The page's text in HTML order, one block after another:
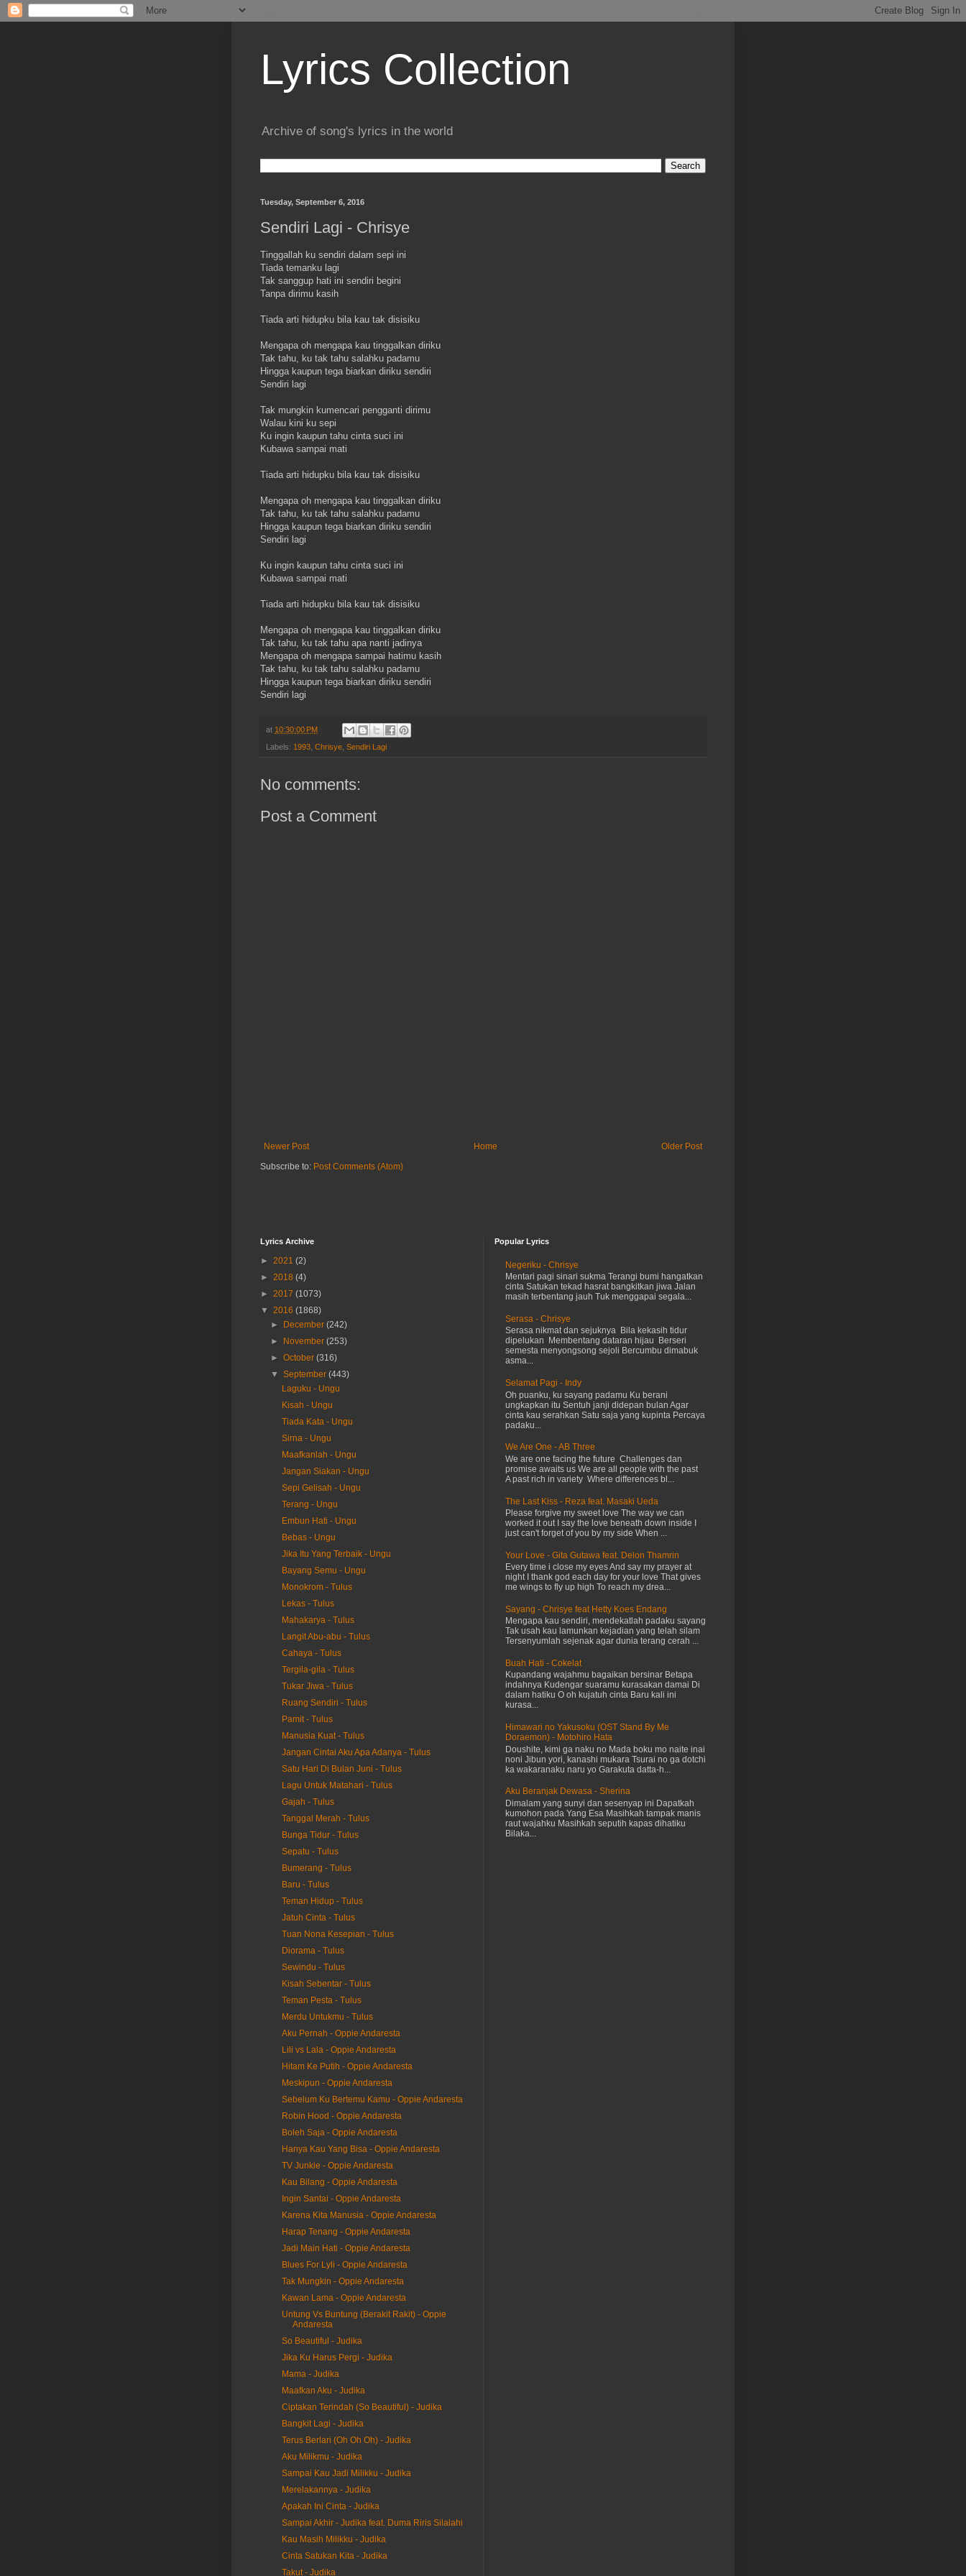
Lyrics Collection
Archive of song's lyrics in the world
Tuesday, September 6, 2016
Sendiri Lagi - Chrisye
Tinggallah ku sendiri dalam sepi ini
Tiada temanku lagi
Tak sanggup hati ini sendiri begini
Tanpa dirimu kasih
Tiada arti hidupku bila kau tak disisiku
Mengapa oh mengapa kau tinggalkan diriku
Tak tahu, ku tak tahu salahku padamu
Hingga kaupun tega biarkan diriku sendiri
Sendiri lagi
Tak mungkin kumencari pengganti dirimu
Walau kini ku sepi
Ku ingin kaupun tahu cinta suci ini
Kubawa sampai mati
Tiada arti hidupku bila kau tak disisiku
Mengapa oh mengapa kau tinggalkan diriku
Tak tahu, ku tak tahu salahku padamu
Hingga kaupun tega biarkan diriku sendiri
Sendiri lagi
Ku ingin kaupun tahu cinta suci ini
Kubawa sampai mati
Tiada arti hidupku bila kau tak disisiku
Mengapa oh mengapa kau tinggalkan diriku
Tak tahu, ku tak tahu apa nanti jadinya
Mengapa oh mengapa sampai hatimu kasih
Tak tahu, ku tak tahu salahku padamu
Hingga kaupun tega biarkan diriku sendiri
Sendiri lagi
at 10:30:00 PM
Labels: 1993, Chrisye, Sendiri Lagi
No comments:
Post a Comment
Newer Post Older Post
Home
Subscribe to: Post Comments (Atom)
Lyrics Archive
► 2021 (2)
► 2018 (4)
► 2017 (1073)
▼ 2016 (1868)
►
December(242)
►
November(253)
►October(316)
▼September(443)
Laguku - Ungu
Kisah - Ungu
Tiada Kata - Ungu
Sirna - Ungu
Maafkanlah - Ungu
Jangan Siakan - Ungu
Sepi Gelisah - Ungu
Terang - Ungu
Embun Hati - Ungu
Bebas - Ungu
Jika Itu Yang Terbaik - Ungu
Bayang Semu - Ungu
Monokrom - Tulus
Lekas - Tulus
Mahakarya - Tulus
Langit Abu-abu - Tulus
Cahaya - Tulus
Tergila-gila - Tulus
Tukar Jiwa - Tulus
Ruang Sendiri - Tulus
Pamit - Tulus
Manusia Kuat - Tulus
Jangan Cintai Aku Apa Adanya - Tulus
Satu Hari Di Bulan Juni - Tulus
Lagu Untuk Matahari - Tulus
Gajah - Tulus
Tanggal Merah - Tulus
Bunga Tidur - Tulus
Sepatu - Tulus
Bumerang - Tulus
Baru - Tulus
Teman Hidup - Tulus
Jatuh Cinta - Tulus
Tuan Nona Kesepian - Tulus
Diorama - Tulus
Sewindu - Tulus
Kisah Sebentar - Tulus
Teman Pesta - Tulus
Merdu Untukmu - Tulus
Aku Pernah - Oppie Andaresta
Lili vs Lala - Oppie Andaresta
Hitam Ke Putih - Oppie Andaresta
Meskipun - Oppie Andaresta
Sebelum Ku Bertemu Kamu - Oppie Andaresta
Robin Hood - Oppie Andaresta
Boleh Saja - Oppie Andaresta
Hanya Kau Yang Bisa - Oppie Andaresta
TV Junkie - Oppie Andaresta
Kau Bilang - Oppie Andaresta
Ingin Santai - Oppie Andaresta
Karena Kita Manusia - Oppie Andaresta
Harap Tenang - Oppie Andaresta
Jadi Main Hati - Oppie Andaresta
Blues For Lyli - Oppie Andaresta
Tak Mungkin - Oppie Andaresta
Kawan Lama - Oppie Andaresta
Untung Vs Buntung (Berakit Rakit) - Oppie
Andaresta
So Beautiful - Judika
Jika Ku Harus Pergi - Judika
Mama - Judika
Maafkan Aku - Judika
Ciptakan Terindah (So Beautiful) - Judika
Bangkit Lagi - Judika
Terus Berlari (Oh Oh Oh) - Judika
Aku Milikmu - Judika
Sampai Kau Jadi Milikku - Judika
Merelakannya - Judika
Apakah Ini Cinta - Judika
Sampai Akhir - Judika feat. Duma Riris Silalahi
Kau Masih Milikku - Judika
Cinta Satukan Kita - Judika
Takut - Judika
Popular Lyrics
Negeriku - Chrisye
Mentari pagi sinari sukma Terangi bumi hangatkan
cinta Satukan tekad hasrat bangkitkan jiwa Jalan
masih terbentang jauh Tuk menggapai segala...
Serasa - Chrisye
Serasa nikmat dan sejuknya Bila kekasih tidur
dipelukan Membentang dataran hijau Berseri
semesta menyongsong sejoli Bercumbu dimabuk
asma...
Selamat Pagi - Indy
Oh puanku, ku sayang padamu Ku berani
ungkapkan itu Sentuh janji didepan bulan Agar
cinta kau serahkan Satu saja yang kupinta Percaya
padaku...
We Are One - AB Three
We are one facing the future Challenges dan
promise awaits us We are all people with the past
A past rich in variety Where differences bl...
The Last Kiss - Reza feat. Masaki Ueda
Please forgive my sweet love The way we can
worked it out I say the love beneath down inside I
just can't forget of you by my side When ...
Your Love - Gita Gutawa feat. Delon Thamrin
Every time i close my eyes And say my prayer at
night I thank god each day for your love That gives
me wings to fly up high To reach my drea...
Sayang - Chrisye feat Hetty Koes Endang
Mengapa kau sendiri, mendekatlah padaku sayang
Tak usah kau lamunkan kejadian yang telah silam
Tersenyumlah sejenak agar dunia terang cerah ...
Buah Hati - Cokelat
Kupandang wajahmu bagaikan bersinar Betapa
indahnya Kudengar suaramu kurasakan damai Di
dalam hatiku O oh kujatuh cinta Baru kali ini
kurasa...
Himawari no Yakusoku (OST Stand By Me
Doraemon) - Motohiro Hata
Doushite, kimi ga naku no Mada boku mo naite inai
noni Jibun yori, kanashi mukara Tsurai no ga dotchi
ka wakaranaku naru yo Garakuta datta-h...
Aku Beranjak Dewasa - Sherina
Dimalam yang sunyi dan sesenyap ini Dapatkah
kumohon pada Yang Esa Masihkah tampak manis
raut wajahku Masihkah seputih kapas dihatiku
Bilaka...